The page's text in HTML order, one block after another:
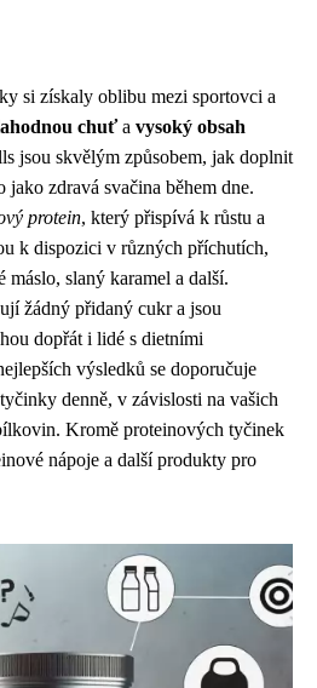
si získaly oblibu mezi sportovci a
chuťa vysoký obsah
jsou skvělým způsobem, jak doplnit
zdravá svačina během dne.
protein, který přispívá k růstu a
k dispozici v různých příchutích,
máslo, slaný karamel a další.
žádný přidaný cukr a jsou
dopřát i lidé s dietními
výsledků se doporučuje
denně, v závislosti na vašich
Kromě proteinových tyčinek
nápoje a další produkty pro